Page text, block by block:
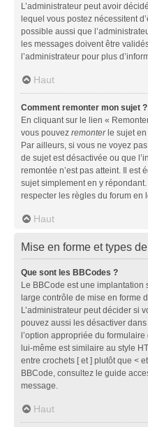
L’administrateur peut avoir
lequel vous postez nécessitent
possible aussi que
les messages doivent être
l’administrateur pour plus
Haut
Comment remonter mon sujet ?
En cliquant sur le lien «
vous pouvez remonterle sujet en
Par ailleurs, si vous ne voyez
de sujet est désactivée ou que
remontée n’est pas atteint. Il est
sujet simplement en y
respecter les règles du forum en
Haut
Mise en forme et types
Que sont les BBCodes ?
Le BBCode est une implantation
large contrôle de mise en forme
L’administrateur peut décider si
pouvez aussi les désactiver
l’option appropriée du
lui-même est similaire au style
entre crochets [ et ] plutôt que <
BBCode, consultez le guide
message.
Haut